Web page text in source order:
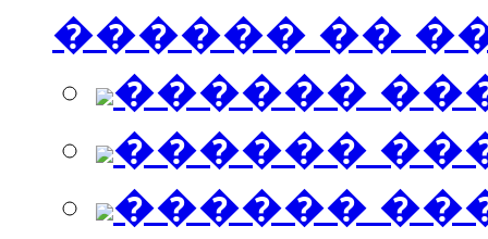
������ ��
������
������
������